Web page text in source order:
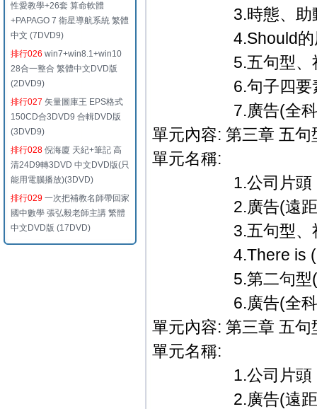
性愛教學+26套 算命軟體
+PAPAGO 7 衛星導航系統 繁體
中文 (7DVD9)
排行026 win7+win8.1+win10
28合一整合 繁體中文DVD版
(2DVD9)
排行027 矢量圖庫王 EPS格式
150CD合3DVD9 合輯DVD版
(3DVD9)
排行028 倪海廈 天紀+筆記 高
清24D9轉3DVD 中文DVD版(只
能用電腦播放)(3DVD)
排行029 一次把補教名師帶回家
國中數學 張弘毅老師主講 繁體
中文DVD版 (17DVD)
3.時態、助動
4.Should的
5.五句型、祈使
6.句子四要素
7.廣告(全科教
單元內容: 第三章 五
單元名稱:
1.公司片頭．
2.廣告(遠距教
3.五句型、祈使
4.There is
5.第二句型(S.
6.廣告(全科教
單元內容: 第三章 五
單元名稱:
1.公司片頭．
2.廣告(遠距教